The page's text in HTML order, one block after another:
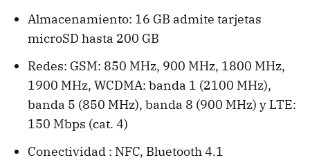
Almacenamiento: 16 GB admite tarjetas
microSD hasta 200 GB
Redes: GSM: 850 MHz, 900 MHz, 1800 MHz,
1900 MHz, WCDMA: banda 1 (2100 MHz),
banda 5 (850 MHz), banda 8 (900 MHz) y LTE:
150 Mbps (cat. 4)
Conectividad : NFC, Bluetooth 4.1